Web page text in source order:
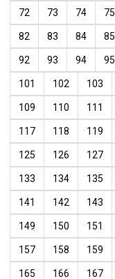
72 73 74 75
82 83 84 85
92 93 94 95
101 102 103
109 110 111
117 118 119
125 126 127
133 134 135
141 142 143
149 150 151
157 158 159
165 166 167